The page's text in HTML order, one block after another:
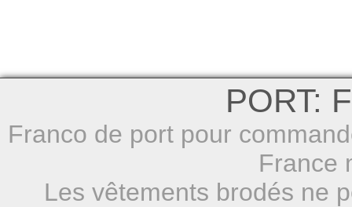
PORT:
Franco de port pour
France
Les vêtements brodés ne